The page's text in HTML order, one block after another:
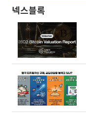
넥스블록